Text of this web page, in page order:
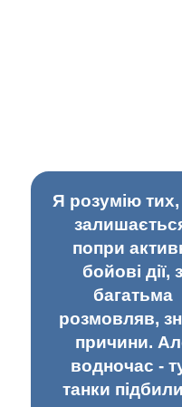
Я розумію тих,
попри
бойові дії, з
багатьма
розмовляв,
причини.
водночас -
танки